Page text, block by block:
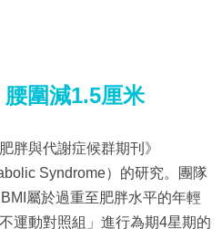
圍減1.5厘米
胖與代謝症候群期刊》
Syndrome）的研究。團隊
屬於過重至肥胖水平的年輕
運動對照組」進行為期4星期的